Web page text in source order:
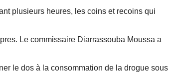
plusieurs heures, les coins et recoins qui
Le commissaire Diarrassouba Moussa a
le dos à la consommation de la drogue sous